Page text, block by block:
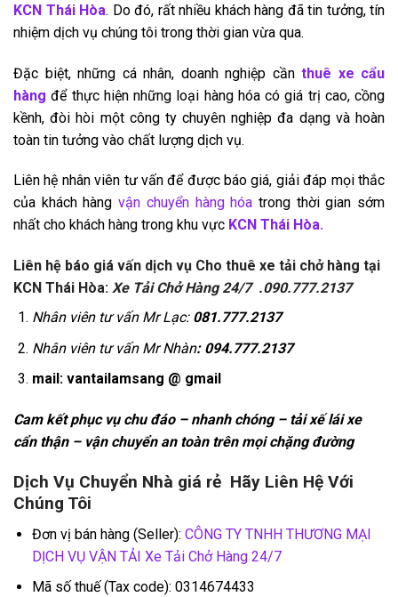
KCN Thái Hòa. Do đó, rất nhiều khách hàng đã tin tưởng, tín
nhiệm dịch vụ chúng tôi trong thời gian vừa qua.
Đặc biệt, những cá nhân, doanh nghiệp cần thuê xe cẩu
hàng để thực hiện những loại hàng hóa có giá trị cao, cồng
kềnh, đòi hòi một công ty chuyên nghiệp đa dạng và hoàn
toàn tin tưởng vào chất lượng dịch vụ.
Liên hệ nhân viên tư vấn để được báo giá, giải đáp mọi thắc
của khách hàngvận chuyển hàng hóa trong thời gian sớm
nhất cho khách hàng trong khu vực KCN Thái Hòa.
Liên hệ báo giá vấn dịch vụ Cho thuê xe tải chở hàng tại
KCN Thái Hòa: Xe Tải Chở Hàng 24/7 .090.777.2137
Nhân viên tư vấn Mr Lạc: 081.777.2137
Nhân viên tư vấn Mr Nhàn: 094.777.2137
mail: vantailamsang @ gmail
Cam kết phục vụ chu đáo – nhanh chóng – tải xế lái xe
cẩn thận – vận chuyển an toàn trên mọi chặng đường
Dịch Vụ Chuyển Nhà giá rẻ Hãy Liên Hệ Với
Chúng Tôi
Đơn vị bán hàng (Seller): CÔNG TY TNHH THƯƠNG MẠI
DỊCH VỤ VẬN TẢI Xe Tải Chở Hàng 24/7
Mã số thuế (Tax code): 0314674433